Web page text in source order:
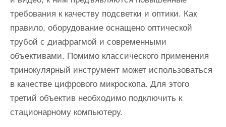
требования к качеству подсветки и оптики. Как
правило, оборудование оснащено оптической
трубой с диафрагмой и современными
объективами. Помимо классического применения
тринокулярный инструмент может использоваться
в качестве цифрового микроскопа. Для этого
третий объектив необходимо подключить к
стационарному компьютеру.